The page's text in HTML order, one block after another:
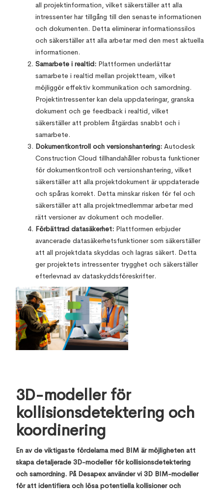
all projektinformation, vilket säkerställer att alla
intressenter har tillgång till den senaste informationen
och dokumenten. Detta eliminerar informationssilos
och säkerställer att alla arbetar med den mest aktuella
informationen.
Samarbete i realtid: Plattformen underlättar
samarbete i realtid mellan projektteam, vilket
möjliggör effektiv kommunikation och samordning.
Projektintressenter kan dela uppdateringar, granska
dokument och ge feedback i realtid, vilket
säkerställer att problem åtgärdas snabbt och i
samarbete.
Dokumentkontroll och versionshantering: Autodesk
Construction Cloud tillhandahåller robusta funktioner
för dokumentkontroll och versionshantering, vilket
säkerställer att alla projektdokument är uppdaterade
och spåras korrekt. Detta minskar risken för fel och
säkerställer att alla projektmedlemmar arbetar med
rätt versioner av dokument och modeller.
Förbättrad datasäkerhet: Plattformen erbjuder
avancerade datasäkerhetsfunktioner som säkerställer
att all projektdata skyddas och lagras säkert. Detta
ger projektets intressenter trygghet och säkerställer
efterlevnad av dataskyddsföreskrifter.
3D-modeller för
kollisionsdetektering och
koordinering
En av de viktigaste fördelarna med BIM är möjligheten att
skapa detaljerade 3D-modeller för kollisionsdetektering
och samordning. På Desapex använder vi 3D BIM-modeller
för att identifiera och lösa potentiella kollisioner och